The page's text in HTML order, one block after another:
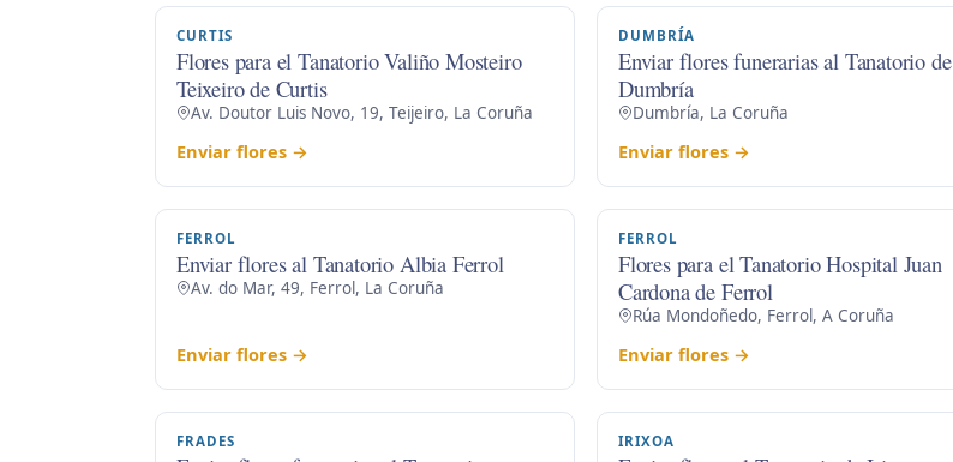
CURTIS
Flores para el Tanatorio Valiño Mosteiro
Teixeiro de Curtis
Av. Doutor Luis Novo, 19, Teijeiro, La Coruña
Enviar flores →
DUMBRÍA
Enviar flores funerarias al Tanatorio de
Dumbría
Dumbría, La Coruña
Enviar flores →
FERROL
Enviar flores al Tanatorio Albia Ferrol
Av. do Mar, 49, Ferrol, La Coruña
Enviar flores →
FERROL
Flores para el Tanatorio Hospital Juan
Cardona de Ferrol
Rúa Mondoñedo, Ferrol, A Coruña
Enviar flores →
FRADES IRIXOA